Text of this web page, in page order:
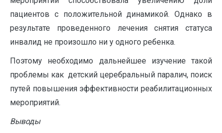
пациентов с положительной динамикой. Однако в
результате проведенного лечения снятия статуса
инвалид не произошло ни у одного ребенка.
Поэтому необходимо дальнейшее изучение такой
проблемы как детский церебральный паралич, поиск
путей повышения эффективности реабилитационных
мероприятий.
Выводы